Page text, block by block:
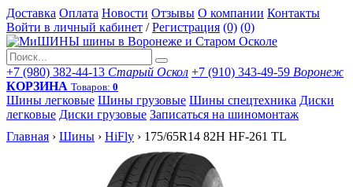
Доставка Оплата Новости Отзывы О компании Контакты
Войти в личный кабинет / Регистрация (0) (0)
+7 (980) 382-44-13 Старый Оскол +7 (910) 343-49-59 Воронеж
КОРЗИНА Товаров: 0
Шины легковые Шины грузовые Шины спецтехника Диски
легковые Диски грузовые Записаться на шиномонтаж
Главная › Шины › HiFly › 175/65R14 82H HF-261 TL